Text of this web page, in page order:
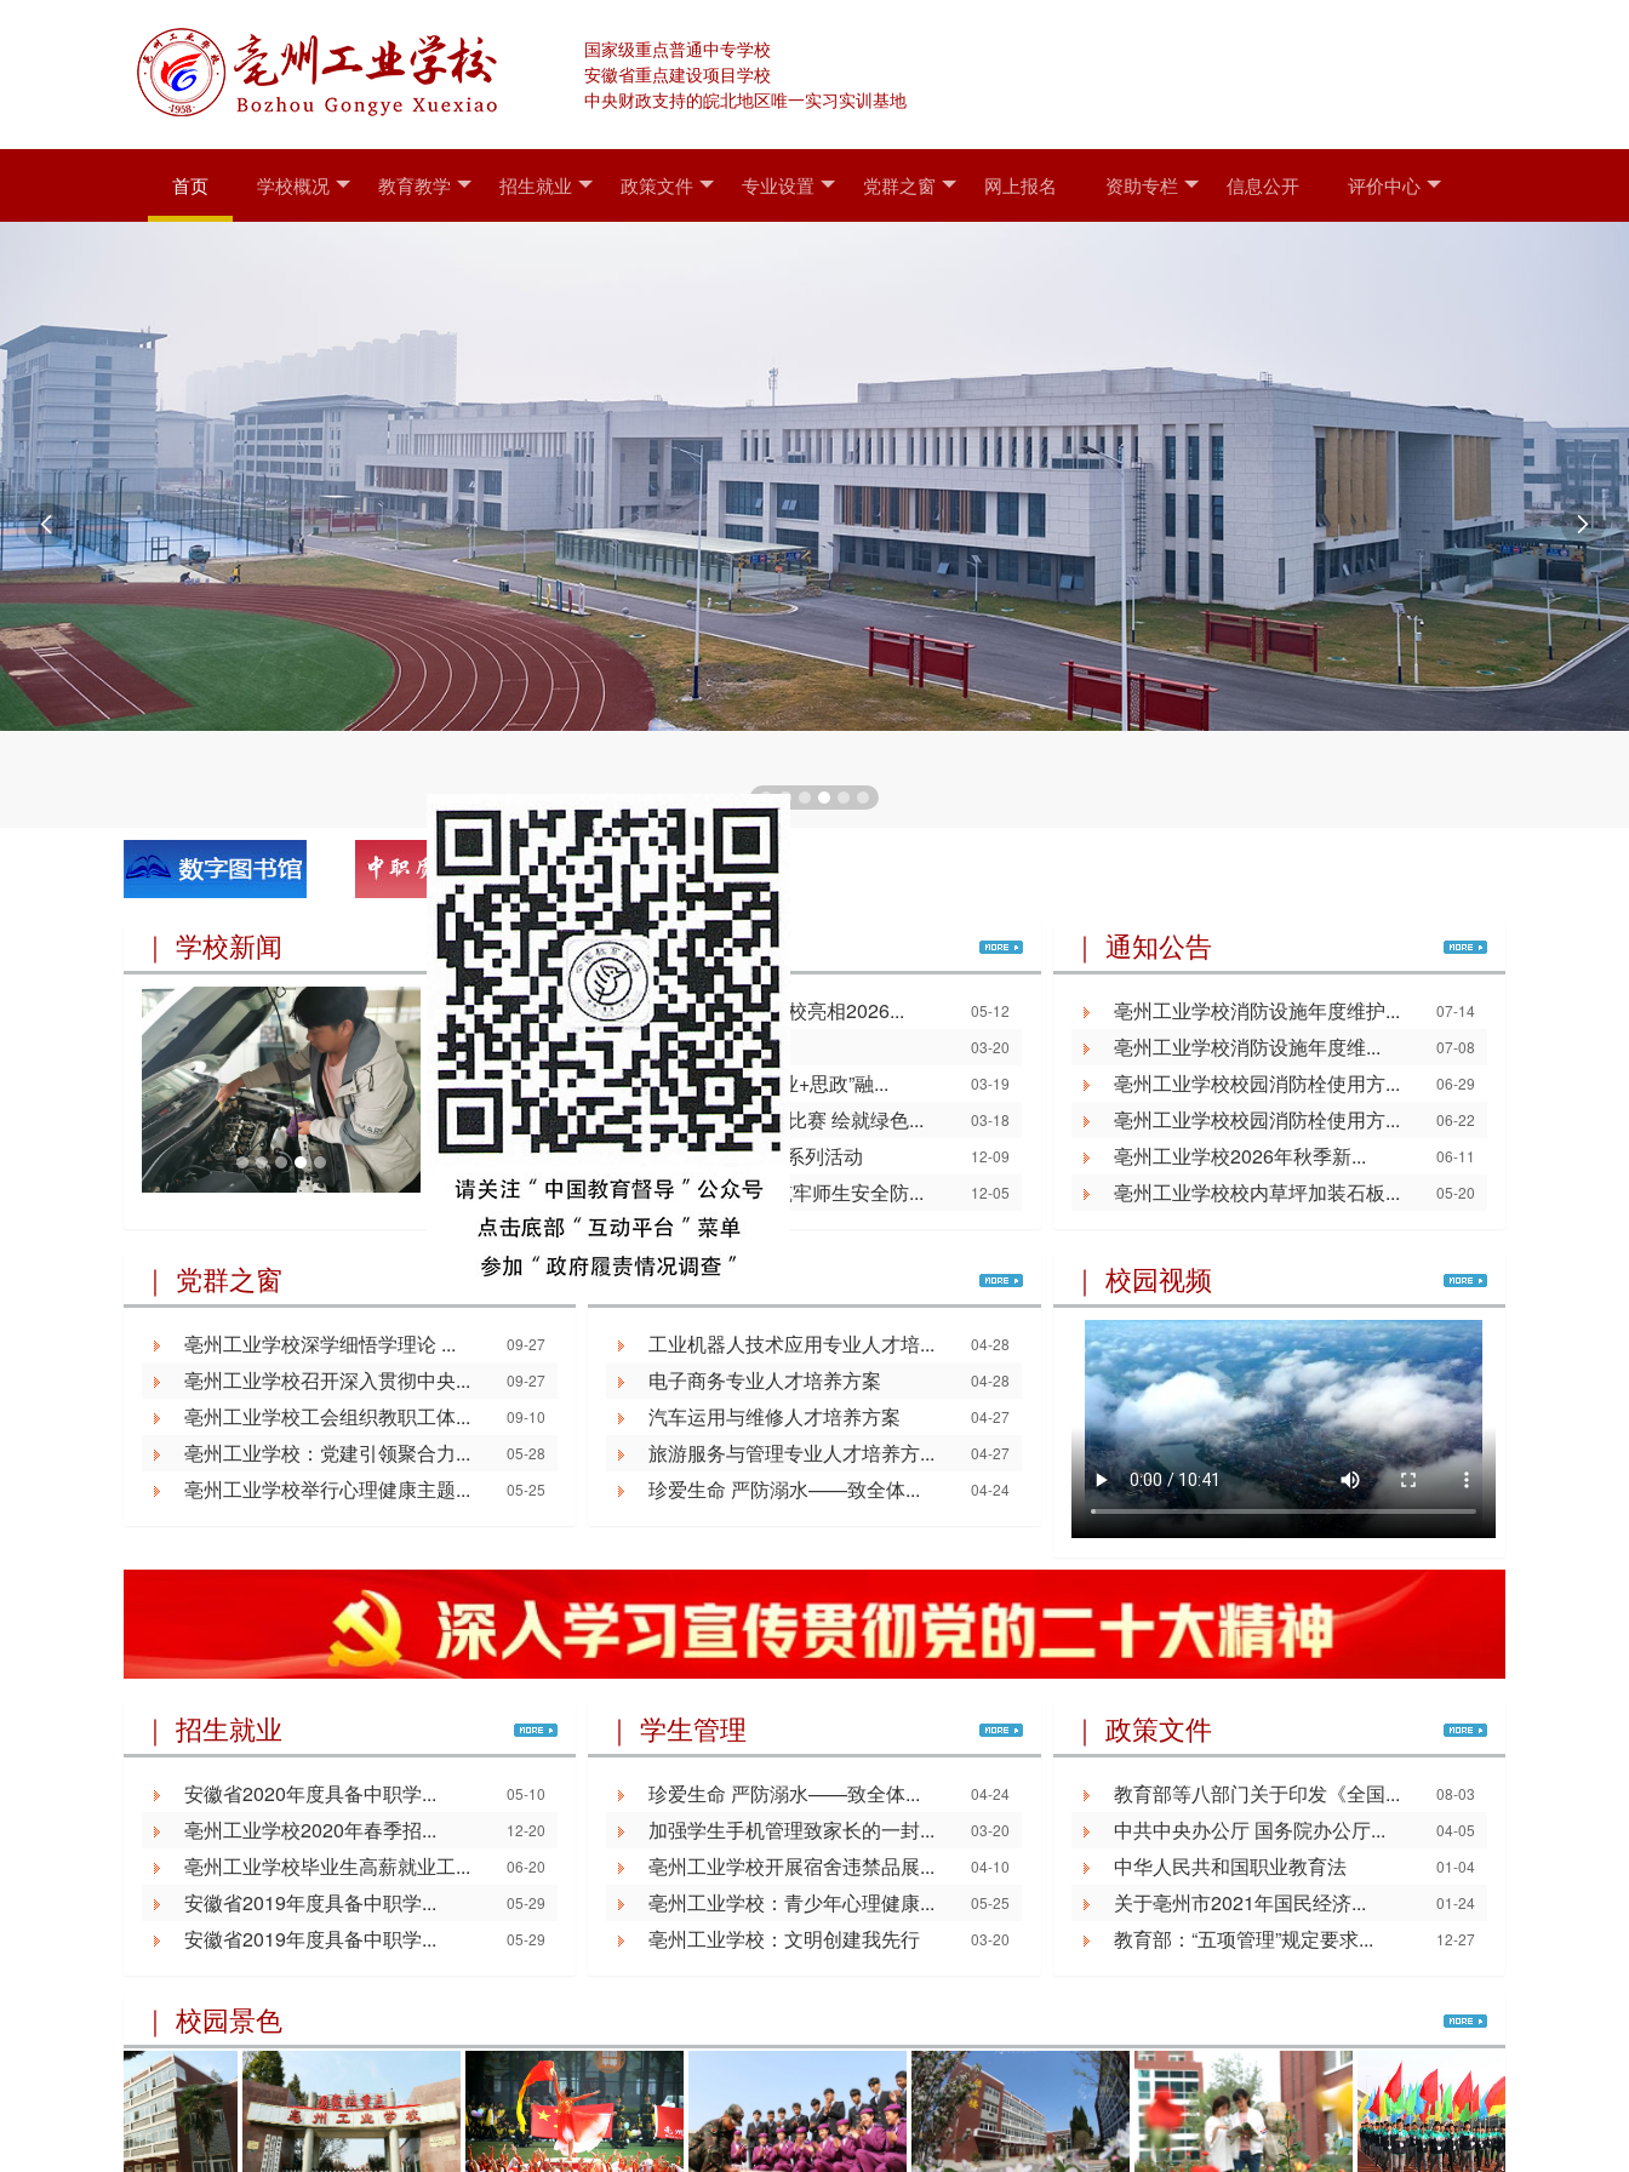
国家级重点普通中专学校
安徽省重点建设项目学校
中央财政支持的皖北地区唯一实习实训基地
首页 学校概况 教育教学 招生就业 政策文件 专业设置 党群之窗 网上报名 资助专栏 信息公开 评价中心
 
｜ 学校新闻
技耀药都，智驭未来——亳州工业学校亮相2026... 05-12
亳州工业学校开展校园防暴应急演练 03-20
亳州工业学校创新课堂教学 探索“专业+思政”融... 03-19
亳州工业学校开展植树节主题手抄报比赛 绘就绿色... 03-18
亳州工业学校开展纪念“一二·九”运动系列活动 12-09
亳州工业学校开展校园安全大排查 筑牢师生安全防... 12-05
｜ 通知公告
亳州工业学校消防设施年度维护... 07-14
亳州工业学校消防设施年度维... 07-08
亳州工业学校校园消防栓使用方... 06-29
亳州工业学校校园消防栓使用方... 06-22
亳州工业学校2026年秋季新... 06-11
亳州工业学校校内草坪加装石板... 05-20
｜ 党群之窗
亳州工业学校深学细悟学理论 ... 09-27
亳州工业学校召开深入贯彻中央... 09-27
亳州工业学校工会组织教职工体... 09-10
亳州工业学校：党建引领聚合力... 05-28
亳州工业学校举行心理健康主题... 05-25
｜ 教育教学
工业机器人技术应用专业人才培... 04-28
电子商务专业人才培养方案 04-28
汽车运用与维修人才培养方案 04-27
旅游服务与管理专业人才培养方... 04-27
珍爱生命 严防溺水——致全体... 04-24
｜ 校园视频
｜ 招生就业
安徽省2020年度具备中职学... 05-10
亳州工业学校2020年春季招... 12-20
亳州工业学校毕业生高薪就业工... 06-20
安徽省2019年度具备中职学... 05-29
安徽省2019年度具备中职学... 05-29
｜ 学生管理
珍爱生命 严防溺水——致全体... 04-24
加强学生手机管理致家长的一封... 03-20
亳州工业学校开展宿舍违禁品展... 04-10
亳州工业学校：青少年心理健康... 05-25
亳州工业学校：文明创建我先行 03-20
｜ 政策文件
教育部等八部门关于印发《全国... 08-03
中共中央办公厅 国务院办公厅... 04-05
中华人民共和国职业教育法 01-04
关于亳州市2021年国民经济... 01-24
教育部：“五项管理”规定要求... 12-27
｜ 校园景色